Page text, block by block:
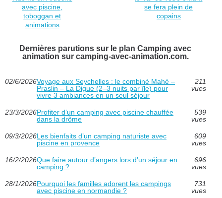
avec piscine,
toboggan et
animations
se fera plein de
copains
Dernières parutions sur le plan Camping avec
animation sur camping-avec-animation.com.
02/6/2026Voyage aux Seychelles : le combiné Mahé –
Praslin – La Digue (2–3 nuits par île) pour
vivre 3 ambiances en un seul séjour
211
vues
23/3/2026Profiter d’un camping avec piscine chauffée
dans la drôme
539
vues
09/3/2026Les bienfaits d’un camping naturiste avec
piscine en provence
609
vues
16/2/2026Que faire autour d’angers lors d’un séjour en
camping ?
696
vues
28/1/2026Pourquoi les familles adorent les campings
avec piscine en normandie ?
731
vues